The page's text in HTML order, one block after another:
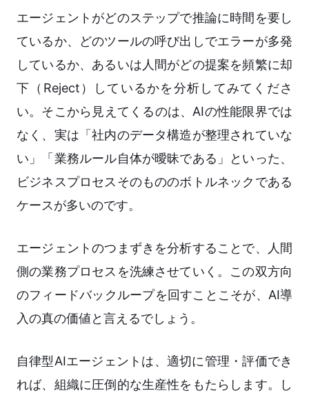
エージェントがどのステップで推論に時間を要し
ているか、どのツールの呼び出しでエラーが多発
しているか、あるいは人間がどの提案を頻繁に却
下（Reject）しているかを分析してみてくださ
い。そこから見えてくるのは、AIの性能限界では
なく、実は「社内のデータ構造が整理されていな
い」「業務ルール自体が曖昧である」といった、
ビジネスプロセスそのもののボトルネックである
ケースが多いのです。
エージェントのつまずきを分析することで、人間
側の業務プロセスを洗練させていく。この双方向
のフィードバックループを回すことこそが、AI導
入の真の価値と言えるでしょう。
自律型AIエージェントは、適切に管理・評価でき
れば、組織に圧倒的な生産性をもたらします。し